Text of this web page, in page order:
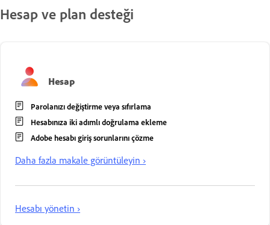
Hesap ve plan desteği
Hesap
Parolanızı değiştirme veya sıfırlama
Hesabınıza iki adımlı doğrulama ekleme
Adobe hesabı giriş sorunlarını çözme
Daha fazla makale görüntüleyin ›
Hesabı yönetin ›